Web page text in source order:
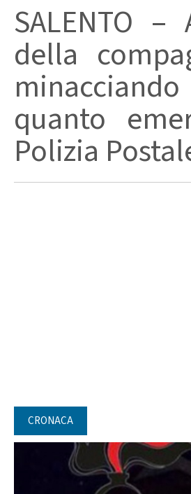
SALENTO
della
quanto
Polizia
CRONACA